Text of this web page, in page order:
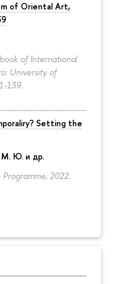
of Oriental Art,
of International
University of
139.
Setting the
М. Ю. и др.
2022.